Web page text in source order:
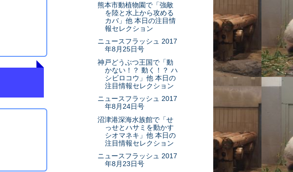
熊本市動植物園で「強敵
を陸と水上から攻める
カバ」他 本日の注目情
報セレクション
ニュースフラッシュ 2017
年8月25日号
神戸どうぶつ王国で「動
かない！？ 動く！？ ハ
シビロコウ」他 本日の
注目情報セレクション
ニュースフラッシュ 2017
年8月24日号
沼津港深海水族館で「せ
っせとハサミを動かす
シオマネキ」他 本日の
注目情報セレクション
ニュースフラッシュ 2017
年8月23日号